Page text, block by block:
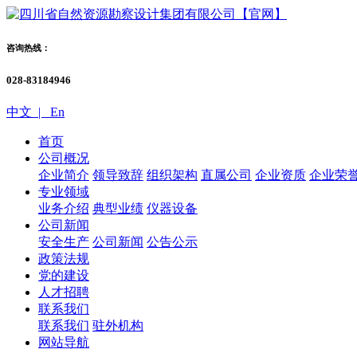
咨询热线：
028-83184946
中文 | En
首页
公司概况
企业简介 领导致辞 组织架构 直属公司 企业资质 企业荣
专业领域
业务介绍 典型业绩 仪器设备
公司新闻
安全生产 公司新闻 公告公示
政策法规
党的建设
人才招聘
联系我们
联系我们 驻外机构
网站导航